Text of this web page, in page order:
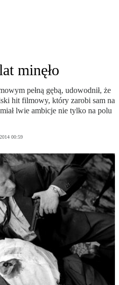
minęło
pełną gębą, udowodnił, że
hit filmowy, który zarobi sam na
lwie ambicje nie tylko na polu
00:59